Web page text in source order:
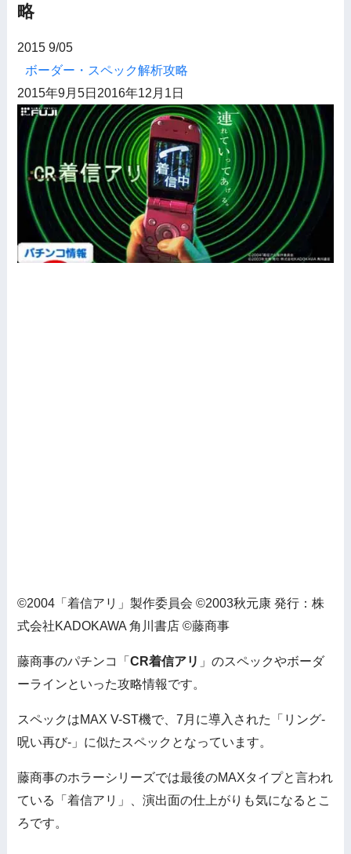
略
2015 9/05
ボーダー・スペック解析攻略
2015年9月5日 2016年12月1日
©2004「着信アリ」製作委員会 ©2003秋元康 発行：株
式会社KADOKAWA 角川書店 ©藤商事
藤商事のパチンコ「CR着信アリ 」のスペックやボーダ
ーラインといった攻略情報です。
スペックはMAX V-ST機で、7月に導入された「リング-
呪い再び-」に似たスペックとなっています。
藤商事のホラーシリーズでは最後のMAXタイプと言われ
ている「着信アリ」、演出面の仕上がりも気になるとこ
ろです。